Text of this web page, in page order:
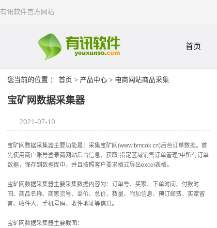
有讯软件官方网站
首页
您当前的位置 ： 首页 > 产品中心 > 电商网站商品采集
宝矿网数据采集器
2021-07-10
宝矿网数据采集器主要功能是：采集宝矿网(www.bmcok.cn)后台订单数据。首
先使用商户账号登录商网站后台信息，获取“指定区域销售订单管理”中所有订单
数据，保存到数据库中，并且按照客户要求格式导出excel表格。
宝矿网数据采集器主要采集数据内容为：订单号、买家、下单时间、付款时
间、商品名称、商家货号、单价、总价、数量、附加信息、预订邮费、买家留
言、收件人、手机号码、收件地址等信息。
宝矿网数据采集器主要截图：